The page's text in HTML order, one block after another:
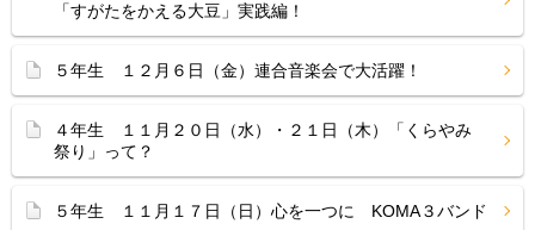
「すがたをかえる大豆」実践編！
５年生 １２月６日（金）連合音楽会で大活躍！
４年生 １１月２０日（水）・２１日（木）「くらやみ
祭り」って？
５年生 １１月１７日（日）心を一つに KOMA３バンド